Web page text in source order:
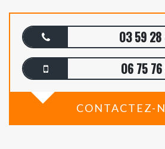
03 59
06 75
CONTACTEZ-